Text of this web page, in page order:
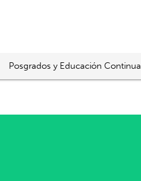
Posgrados y Educación Continua